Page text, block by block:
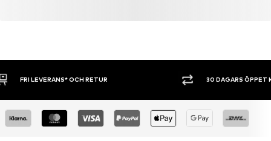
30 DAGARS ÖPPET KÖP SHOPPA NU.